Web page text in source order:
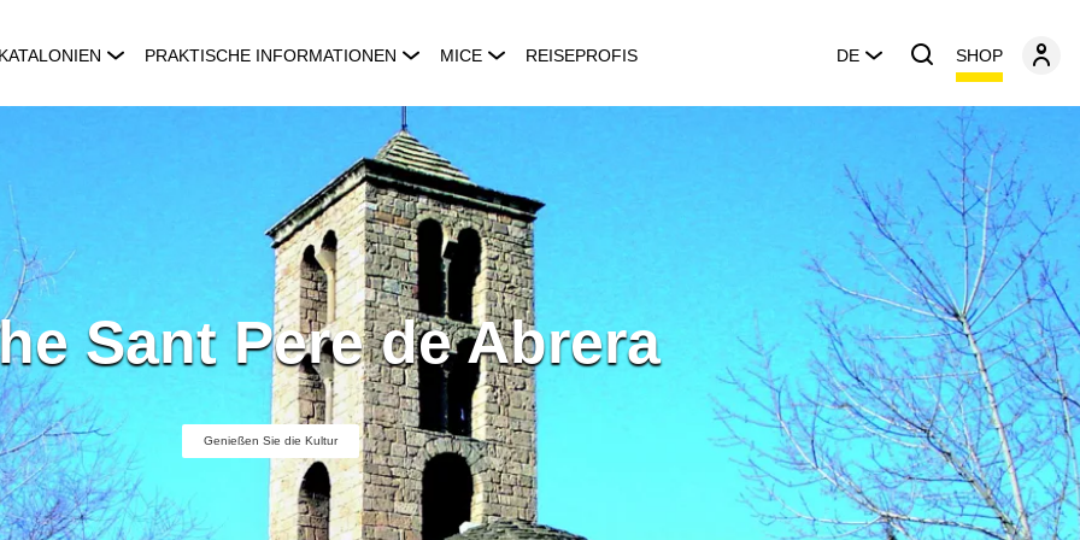
PRAKTISCHE INFORMATIONEN MICE REISEPROFIS DE SHOP
Sant Pere de Abrera
Genießen Sie die Kultur